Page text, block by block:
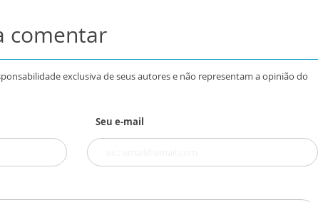
comentar
exclusiva de seus autores e não representam a opinião do
Seu e-mail